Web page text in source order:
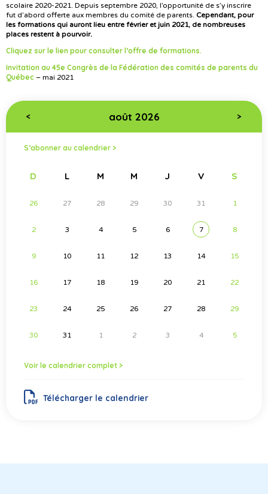
scolaire 2020-2021. Depuis septembre 2020, l’opportunité de s’y inscrire
fut d’abord offerte aux membres du comité de parents. Cependant, pour
les formations qui auront lieu entre février et juin 2021, de nombreuses
places restent à pourvoir.
Cliquez sur le lien pour consulter l’offre de formations.
Invitation au 45e Congrès de la Fédération des comités de parents du
Québec – mai 2021
< août 2026 >
S’abonner au calendrier >
D L M M J V S
26 27 28 29 30 31 1
2 3 4 5 6 7 8
9 10 11 12 13 14 15
16 17 18 19 20 21 22
23 24 25 26 27 28 29
30 31 1 2 3 4 5
Voir le calendrier complet >
Télécharger le calendrier